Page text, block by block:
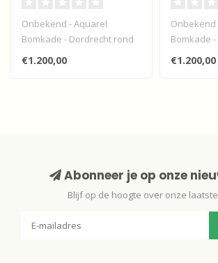
Onbekend - Aquarel
Bomkade - Dordrecht rond
1850 waarbij de mensen
gekleed zijn ..
€1.200,00
Onbekend
Bomkade
1850
gekleed zijn
€1.200,00
Abonneer je op onze
Blijf op de hoogte over onze